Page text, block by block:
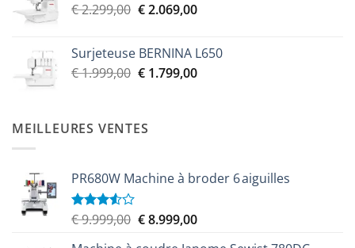
€2.299,00 Le
était :
€ 2.299,00.
€2.069,00Le
est :
€ 2.069,00.
Surjeteuse BERNINA L650
€1.999,00 Le
était :
€ 1.999,00.
€1.799,00Le
MEILLEURES VENTES
PR680W Machine à broder 6 aiguilles
Note
sur
5
€9.999,00 Le
€8.999,00Le